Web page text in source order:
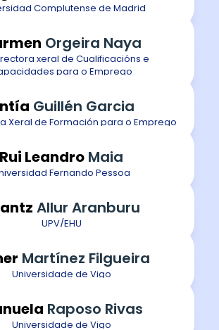
Complutense de Madrid
Orgeira Naya
xeral de Cualificacións e
para o Emprego
Guillén Garcia
Xeral de Formación para o Emprego
Rui Leandro Maia
Fernando Pessoa
Allur Aranburu
UPV/EHU
Martínez Filgueira
Universidade de Vigo
Raposo Rivas
Universidade de Vigo